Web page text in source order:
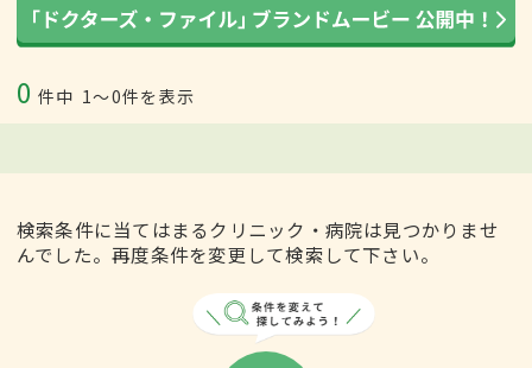
0 件中 1〜0件を表示
検索条件に当てはまるクリニック・病院は見つかりませ
んでした。再度条件を変更して検索して下さい。